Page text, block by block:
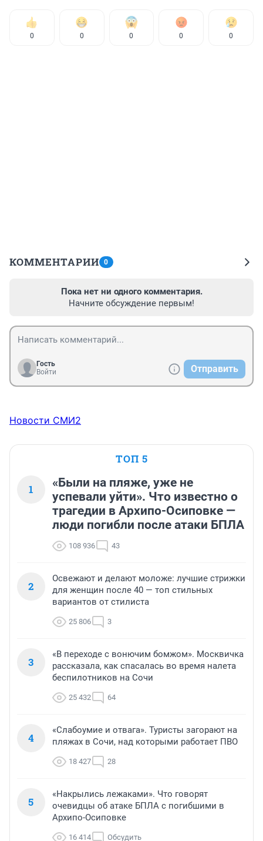
0 0 0 0 0
КОММЕНТАРИИ 0
Пока нет ни одного комментария.
Начните обсуждение первым!
Гость
Войти
Отправить
Новости СМИ2
ТОП 5
1
«Были на пляже, уже не
успевали уйти». Что известно о
трагедии в Архипо-Осиповке —
люди погибли после атаки БПЛА
108 936 43
2
Освежают и делают моложе: лучшие стрижки
для женщин после 40 — топ стильных
вариантов от стилиста
25 806 3
3
«В переходе с вонючим бомжом». Москвичка
рассказала, как спасалась во время налета
беспилотников на Сочи
25 432 64
4
«Слабоумие и отвага». Туристы загорают на
пляжах в Сочи, над которыми работает ПВО
18 427 28
5
«Накрылись лежаками». Что говорят
очевидцы об атаке БПЛА с погибшими в
Архипо-Осиповке
16 414 Обсудить